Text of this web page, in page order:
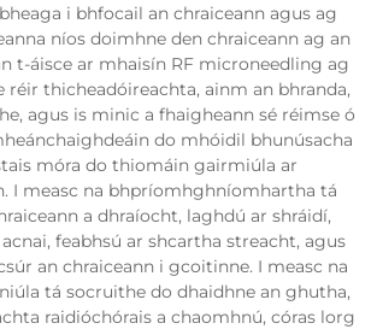
i bhfocail an chraiceann agus ag
níos doimhne den chraiceann ag an
t-áisce ar mhaisín RF microneedling ag
thicheadóireachta, ainm an bhranda,
agus is minic a fhaigheann sé réimse ó
do mhóidil bhunúsacha
móra do thiomáin gairmiúla ar
I measc na bhpríomhghníomhartha tá
a dhraíocht, laghdú ar shráidí,
feabhsú ar shcartha streacht, agus
an chraiceann i gcoitinne. I measc na
tá socruithe do dhaidhne an ghutha,
raidióchórais a chaomhnú, córas lorg